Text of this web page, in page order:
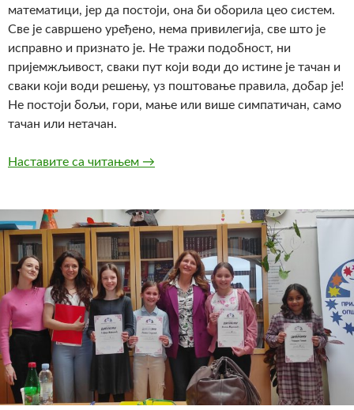
математици, јер да постоји, она би оборила цео систем.
Све је савршено уређено, нема привилегија, све што је
исправно и признато је. Не тражи подобност, ни
пријемжљивост, сваки пут који води до истине је тачан и
сваки који води решењу, уз поштовање правила, добар је!
Не постоји бољи, гори, мање или више симпатичан, само
тачан или нетачан.
Наставите са читањем ЗАШТО ВОЛИМ МАТЕМАТИКУ?
→